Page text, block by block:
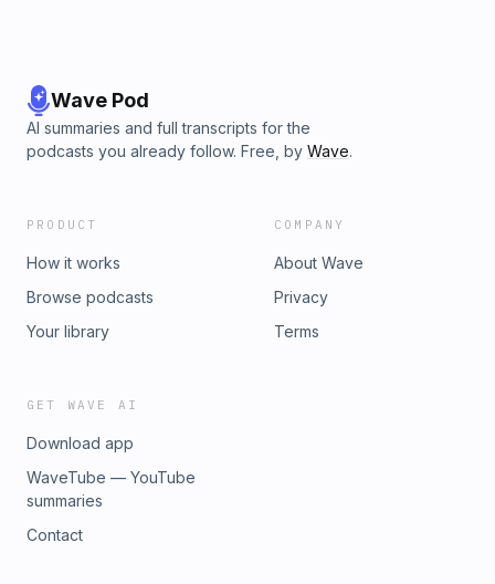
Wave Pod
AI summaries and full transcripts for the
podcasts you already follow. Free, by Wave.
PRODUCT
How it works
Browse podcasts
Your library
COMPANY
About Wave
Privacy
Terms
GET WAVE AI
Download app
WaveTube — YouTube
summaries
Contact